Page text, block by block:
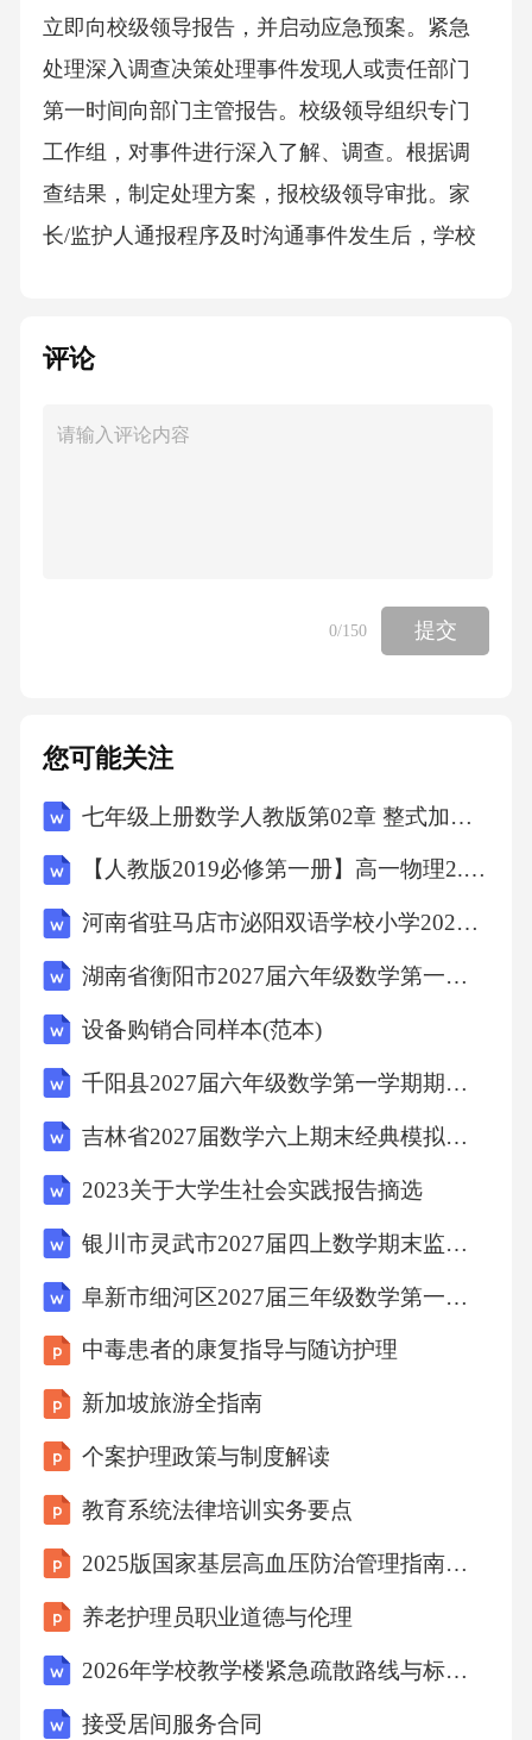
立即向校级领导报告，并启动应急预案。紧急
处理深入调查决策处理事件发现人或责任部门
第一时间向部门主管报告。校级领导组织专门
工作组，对事件进行深入了解、调查。根据调
查结果，制定处理方案，报校级领导审批。家
长/监护人通报程序及时沟通事件发生后，学校
处理进展及结果。02听取意见尊重家长意见，
向家长提供必要支持，协助其应对相关困难和
向公众发布。准确及时适度控制根据事件情
况，合理控制信息公开的广度和深度。维护稳
访机制及时调整措施针对回访中发现的问题，
及时调整整改措施，以确保问题得到彻底解
决。03通过回访，对整改后的效果进行评估，
效果监督执行情况定期对涉及重大违纪事件的
学生、班级或部门进行回访，确保整改措施得
到有效执行。01学生心理疏导方案个性化心理
疏导针对学生的不同情况，制定个性化的心理
体心理辅导组织涉及重大违纪事件的学生参加
团体心理辅导，增强学生的心理承受能力和适
应能力。心理健康教育加强心理健康教育，提
高学生的心理素质和应对能力，预防重大违纪
事件的发生。事件档案动态管理档案利用在需
要时，可以查阅相关档案，为处理类似事件提
供参考和借鉴。档案更新随着事件的发展和处
理，及时更新档案内容，确保档案的完整性和
详细的档案，记录事件的经过、处理结果及后
续跟踪情况。06预防与教育策略违纪预防专项
方案加强学生纪律意识通过班会、讲座等形
式，向学生普及校规校纪和法律法规，增强学
生的纪律意识。落实学生管理责任加强班级管
理，明确班主任、辅导员等学生管理人员的责
评论
0/150 提交
您可能关注
七年级上册数学人教版第02章 整式加减测试卷（原卷版）
【人教版2019必修第一册】高一物理2.时间 位移（教学设计）教案
河南省驻马店市泌阳双语学校小学2027届数学三上期末综合测试试题含解析
湖南省衡阳市2027届六年级数学第一学期期末综合测试模拟试题含解析
设备购销合同样本(范本)
千阳县2027届六年级数学第一学期期末监测模拟试题含解析
吉林省2027届数学六上期末经典模拟试题含解析
2023关于大学生社会实践报告摘选
银川市灵武市2027届四上数学期末监测试题含解析
阜新市细河区2027届三年级数学第一学期期末复习检测试题含解析
中毒患者的康复指导与随访护理
新加坡旅游全指南
个案护理政策与制度解读
教育系统法律培训实务要点
2025版国家基层高血压防治管理指南解读课件
养老护理员职业道德与伦理
2026年学校教学楼紧急疏散路线与标识设置
接受居间服务合同